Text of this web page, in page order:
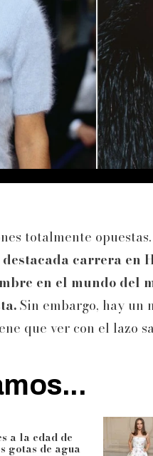
totalmente opuestas.
carrera en
en el mundo del
Sin embargo, hay un
que ver con el lazo
a la edad de
gotas de agua